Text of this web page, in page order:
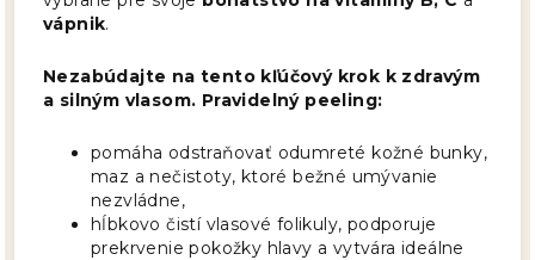
vápnik.
Nezabúdajte na tento kľúčový krok k zdravým
a silným vlasom. Pravidelný peeling:
pomáha odstraňovať odumreté kožné bunky,
maz a nečistoty, ktoré bežné umývanie
nezvládne,
hĺbkovo čistí vlasové folikuly, podporuje
prekrvenie pokožky hlavy a vytvára ideálne